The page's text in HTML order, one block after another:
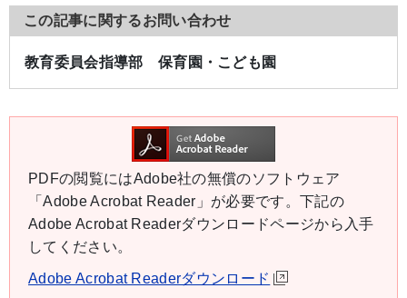
この記事に関するお問い合わせ
教育委員会指導部 保育園・こども園
PDFの閲覧にはAdobe社の無償のソフトウェア
「Adobe Acrobat Reader」が必要です。下記の
Adobe Acrobat Readerダウンロードページから入手
してください。
Adobe Acrobat Readerダウンロード